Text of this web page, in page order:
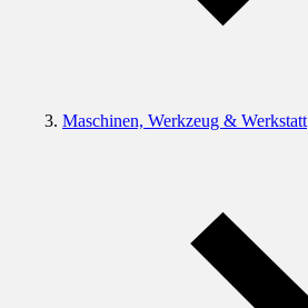
Maschinen, Werkzeug & Werkstatt